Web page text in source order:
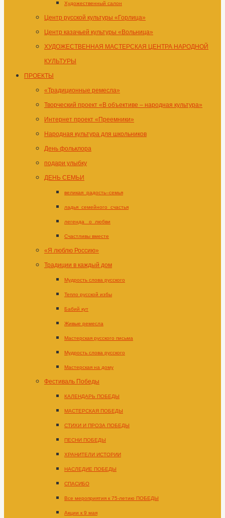
Художественный салон
Центр русской культуры «Горлица»
Центр казачьей культуры «Вольница»
ХУДОЖЕСТВЕННАЯ МАСТЕРСКАЯ ЦЕНТРА НАРОДНОЙ
КУЛЬТУРЫ
ПРОЕКТЫ
«Традиционные ремесла»
Творческий проект «В объективе – народная культура»
Интернет проект «Преемники»
Народная культура для школьников
День фольклора
подари улыбку
ДЕНЬ СЕМЬИ
великая_радость–семья
ладья_семейного_счастья
легенда _о_любви
Счастливы вместе
«Я люблю Россию»
Традиции в каждый дом
Мудрость слова русского
Тепло русской избы
Бабий кут
Живые ремесла
Мастерская русского письма
Мудрость слова русского
Мастерская на дому
Фестиваль Победы
КАЛЕНДАРЬ ПОБЕДЫ
МАСТЕРСКАЯ ПОБЕДЫ
СТИХИ И ПРОЗА ПОБЕДЫ
ПЕСНИ ПОБЕДЫ
ХРАНИТЕЛИ ИСТОРИИ
НАСЛЕДИЕ ПОБЕДЫ
СПАСИБО
Все мероприятия к 75-летию ПОБЕДЫ
Акции к 9 мая